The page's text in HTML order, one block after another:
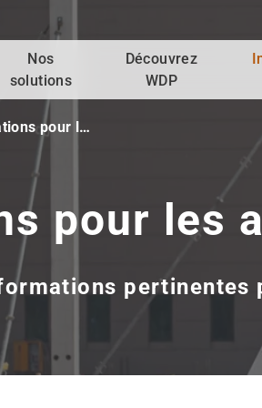
Nos
solutions
Découvrez
WDP
pour l…
pour les
pertinentes